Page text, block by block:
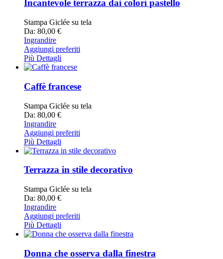
Incantevole terrazza dai colori pastello
Stampa Giclée su tela
Da: 80,00 €
Ingrandire
Aggiungi preferiti
Più Dettagli
Caffè francese
Stampa Giclée su tela
Da: 80,00 €
Ingrandire
Aggiungi preferiti
Più Dettagli
Terrazza in stile decorativo
Stampa Giclée su tela
Da: 80,00 €
Ingrandire
Aggiungi preferiti
Più Dettagli
Donna che osserva dalla finestra